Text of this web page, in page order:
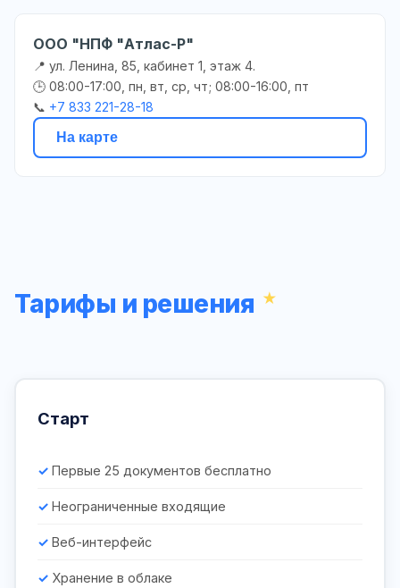
ООО "НПФ "Атлас-Р"
📍 ул. Ленина, 85, кабинет 1, этаж 4.
🕒 08:00-17:00, пн, вт, ср, чт; 08:00-16:00, пт
📞 +7 833 221-28-18
На карте
Тарифы и решения
Старт
Первые 25 документов бесплатно
Неограниченные входящие
Веб-интерфейс
Хранение в облаке